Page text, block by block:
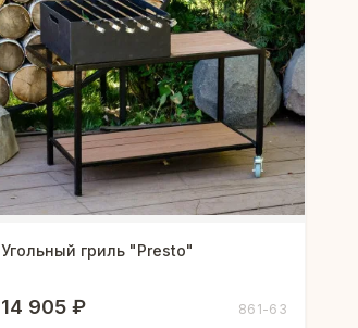
Угольный гриль "Presto"
14 905 ₽ 861-63